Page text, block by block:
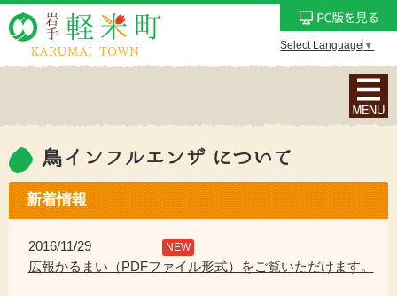
Select Language ▼
ナ
ビ
ョ
ン
ニ
鳥インフルエンザ について
新着情報
2016/11/29 NEW
広報かるまい（PDFファイル形式）をご覧いただけます。